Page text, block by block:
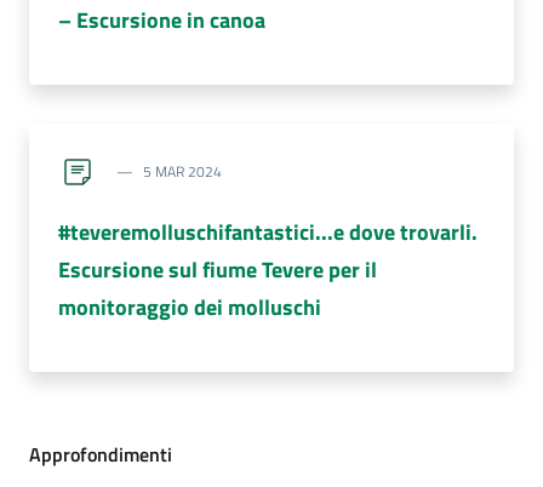
– Escursione in canoa
5 MAR 2024
#teveremolluschifantastici...e dove trovarli.
Escursione sul fiume Tevere per il
monitoraggio dei molluschi
Approfondimenti